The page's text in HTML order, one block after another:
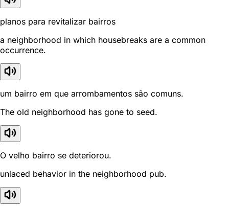
planos para revitalizar bairros
a neighborhood in which housebreaks are a common
occurrence.
um bairro em que arrombamentos são comuns.
The old neighborhood has gone to seed.
O velho bairro se deteriorou.
unlaced behavior in the neighborhood pub.